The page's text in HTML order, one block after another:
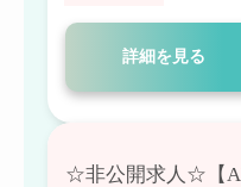
詳細を見る
☆非公開求人☆【